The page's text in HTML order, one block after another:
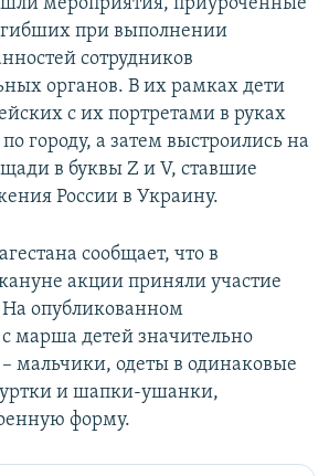
мероприятия, приуроченные
при выполнении
сотрудников
органов. В их рамках дети
с их портретами в руках
городу, а затем выстроились на
в буквы Z и V, ставшие
России в Украину.
сообщает, что в
акции приняли участие
На опубликованном
марша детей значительно
мальчики, одеты в одинаковые
и шапки-ушанки,
форму.